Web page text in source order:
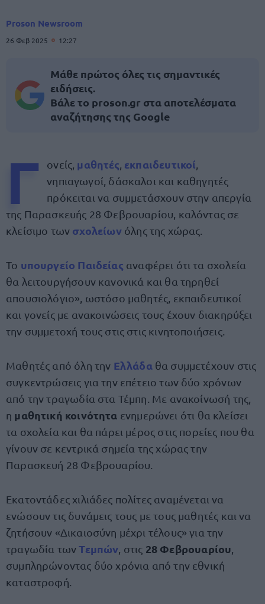
Proson Newsroom
26 Φεβ 2025 12:27
Μάθε πρώτος όλες τις σημαντικές
ειδήσεις.
Βάλε το proson.gr στα αποτελέσματα
αναζήτησης της Google
Γ ονείς, μαθητές εκπαιδευτικοί
νηπιαγωγοί, δάσκαλοι και καθηγητές
πρόκειται να συμμετάσχουν στην απεργία
της Παρασκευής 28 Φεβρουαρίου, καλόντας σε
κλείσιμο των σχολείων όλης της χώρας.
Το υπουργείο Παιδείας αναφέρει ότι τα σχολεία
θα λειτουργήσουν κανονικά και θα τηρηθεί
απουσιολόγιο», ωστόσο μαθητές, εκπαιδευτικοί
και γονείς με ανακοινώσεις τους έχουν διακηρύξει
την συμμετοχή τους στις στις κινητοποιήσεις.
Μαθητές από όλη την Ελλάδα θα συμμετέχουν στις
συγκεντρώσεις για την επέτειο των δύο χρόνων
από την τραγωδία στα Τέμπη. Με ανακοίνωσή της,
η μαθητική κοινότητα ενημερώνει ότι θα κλείσει
τα σχολεία και θα πάρει μέρος στις πορείες που θα
γίνουν σε κεντρικά σημεία της χώρας την
Παρασκευή 28 Φεβρουαρίου.
Εκατοντάδες χιλιάδες πολίτες αναμένεται να
ενώσουν τις δυνάμεις τους με τους μαθητές και να
ζητήσουν «Δικαιοσύνη μέχρι τέλους» για την
τραγωδία τωνΤεμπών , στις 28 Φεβρουαρίου
συμπληρώνοντας δύο χρόνια από την εθνική
καταστροφή.